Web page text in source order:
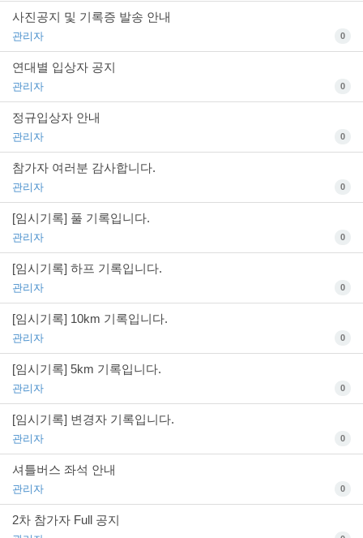
사진공지 및 기록증 발송 안내
관리자 0
연대별 입상자 공지
관리자 0
정규입상자 안내
관리자 0
참가자 여러분 감사합니다.
관리자 0
[임시기록] 풀 기록입니다.
관리자 0
[임시기록] 하프 기록입니다.
관리자 0
[임시기록] 10km 기록입니다.
관리자 0
[임시기록] 5km 기록입니다.
관리자 0
[임시기록] 변경자 기록입니다.
관리자 0
셔틀버스 좌석 안내
관리자 0
2차 참가자 Full 공지